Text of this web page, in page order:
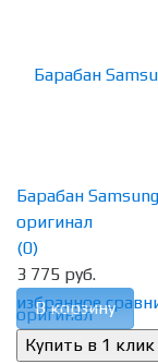
избранное
Барабан
оригинал
(0)
3 775 руб.
В корзину